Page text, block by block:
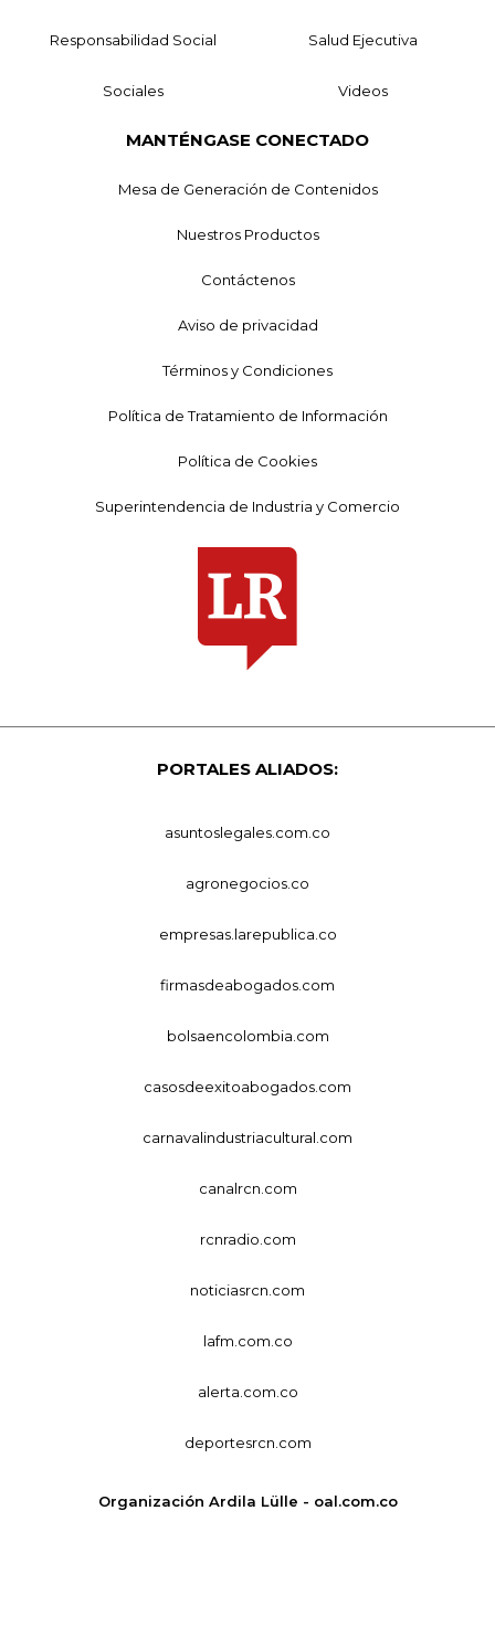
Responsabilidad Social Salud Ejecutiva
Sociales Videos
MANTÉNGASE CONECTADO
Mesa de Generación de Contenidos
Nuestros Productos
Contáctenos
Aviso de privacidad
Términos y Condiciones
Política de Tratamiento de Información
Política de Cookies
Superintendencia de Industria y Comercio
PORTALES ALIADOS:
asuntoslegales.com.co
agronegocios.co
empresas.larepublica.co
firmasdeabogados.com
bolsaencolombia.com
casosdeexitoabogados.com
carnavalindustriacultural.com
canalrcn.com
rcnradio.com
noticiasrcn.com
lafm.com.co
alerta.com.co
deportesrcn.com
Organización Ardila Lülle - oal.com.co